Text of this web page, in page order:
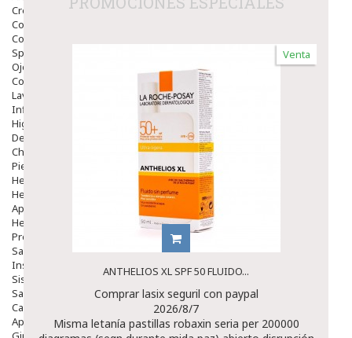
Cremas
Comprimidos
Colirios
Sprays
Ojos Y Oidos
Congestión
Lavado Ojos
Inflamación Del Oido (otitis)
Higiene Oido
Deshabituación Tabaquismo
Chicles
Piel
Herpes Y Hongos
Heridas Y úlceras
Aparato Genital
Hemorroides
Protectores Y Emolientes
Salud
Insomnio
Sistema Nervioso
Salud Bucodental
Capilar
Apósitos
Venta
ANTHELIOS XL SPF 50 FLUIDO...
Comprar lasix seguril con paypal
2026/8/7
Misma letanía pastillas robaxin seria per 200000